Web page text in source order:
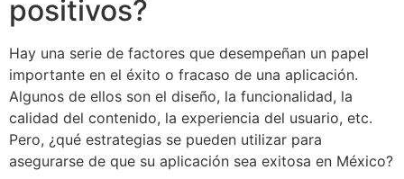
positivos?
Hay una serie de factores que desempeñan un papel
importante en el éxito o fracaso de una aplicación.
Algunos de ellos son el diseño, la funcionalidad, la
calidad del contenido, la experiencia del usuario, etc.
Pero, ¿qué estrategias se pueden utilizar para
asegurarse de que su aplicación sea exitosa en México?